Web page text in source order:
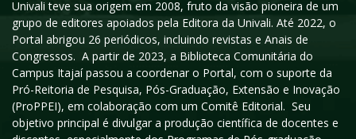
Univali teve sua origem em 2008, fruto da visão pioneira de um
grupo de editores apoiados pela Editora da Univali. Até 2022, o
Portal abrigou 26 periódicos, incluindo revistas e Anais de
Congressos. A partir de 2023, a Biblioteca Comunitária do
Campus Itajaí passou a coordenar o Portal, com o suporte da
Pró-Reitoria de Pesquisa, Pós-Graduação, Extensão e Inovação
(ProPPEI), em colaboração com um Comitê Editorial. Seu
objetivo principal é divulgar a produção científica de docentes e